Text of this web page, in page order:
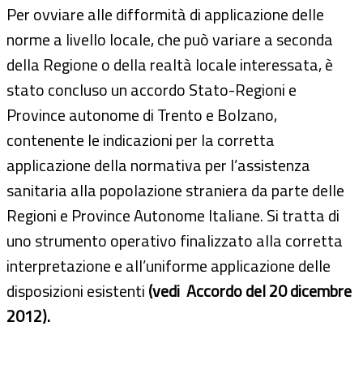
Per ovviare alle difformità di applicazione delle
norme a livello locale, che può variare a seconda
della Regione o della realtà locale interessata, è
stato concluso un accordo Stato-Regioni e
Province autonome di Trento e Bolzano,
contenente le indicazioni per la corretta
applicazione della normativa per l’assistenza
sanitaria alla popolazione straniera da parte delle
Regioni e Province Autonome Italiane. Si tratta di
uno strumento operativo finalizzato alla corretta
interpretazione e all’uniforme applicazione delle
disposizioni esistenti(vedi Accordo del 20 dicembre
2012).